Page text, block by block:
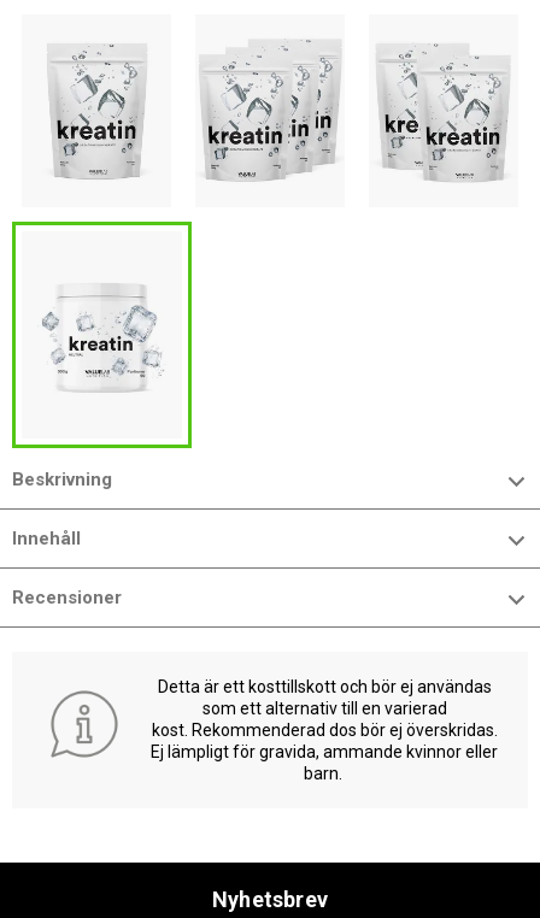
Beskrivning
Innehåll
Recensioner
Detta är ett kosttillskott och bör ej användas
som ett alternativ till en varierad
kost. Rekommenderad dos bör ej överskridas.
Ej lämpligt för gravida, ammande kvinnor eller
barn.
Nyhetsbrev